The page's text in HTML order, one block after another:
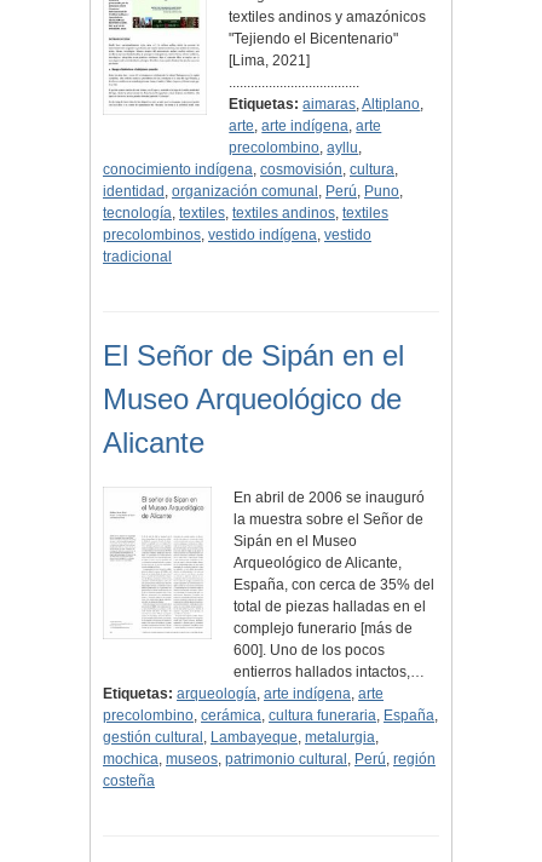
textiles andinos y amazónicos
"Tejiendo el Bicentenario"
[Lima, 2021]
....................................
Etiquetas: aimaras,Altiplano,
arte,arte indígena,arte
precolombino,ayllu,
conocimiento indígena, cosmovisión, cultura,
identidad , organización comunal , Perú, Puno,
tecnología, textiles, textiles andinos, textiles
precolombinos, vestido indígena, vestido
tradicional
El Señor de Sipán en el
Museo Arqueológico de
Alicante
En abril de 2006 se inauguró
la muestra sobre el Señor de
Sipán en el Museo
Arqueológico de Alicante,
España, con cerca de 35% del
total de piezas halladas en el
complejo funerario [más de
600]. Uno de los pocos
entierros hallados intactos,…
Etiquetas: arqueología, arte indígena, arte
precolombino, cerámica, cultura funeraria, España,
gestión cultural , Lambayeque, metalurgia,
mochica, museos, patrimonio cultural , Perú, región
costeña